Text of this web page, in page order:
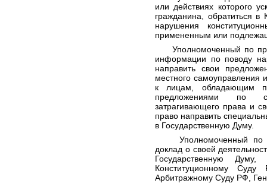
или действиях которого
гражданина, обратиться
нарушения
примененным или
Уполномоченный по
информации по поводу
направить свои
местного самоуправления
к лицам, обладающим
предложениями по
затрагивающего права и
право направить
в Государственную Думу.
Уполномоченный по
доклад о своей
Государственную
Конституционному
Арбитражному Суду РФ,